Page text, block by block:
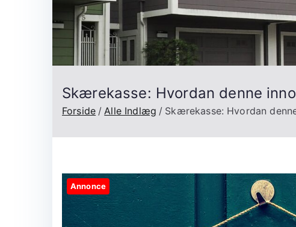
Skærekasse: Hvordan denne
Forside Alle Indlæg Skærekasse: Hvordan
Annonce